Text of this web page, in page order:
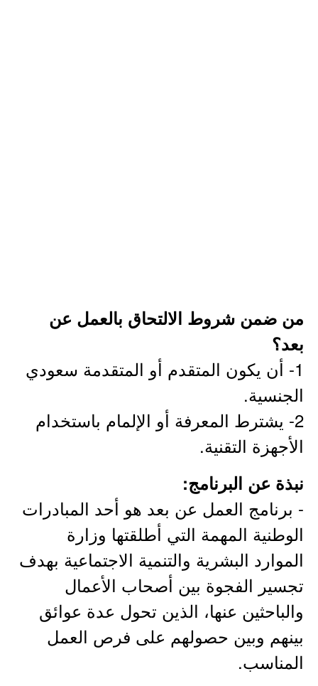
من ضمن شروط الالتحاق بالعمل عن
بعد؟
1- أن يكون المتقدم أو المتقدمة سعودي
الجنسية.
2- يشترط المعرفة أو الإلمام باستخدام
الأجهزة التقنية.
نبذة عن البرنامج:
- برنامج العمل عن بعد هو أحد المبادرات
الوطنية المهمة التي أطلقتها وزارة
الموارد البشرية والتنمية الاجتماعية بهدف
تجسير الفجوة بين أصحاب الأعمال
والباحثين عنها، الذين تحول عدة عوائق
بينهم وبين حصولهم على فرص العمل
المناسب.